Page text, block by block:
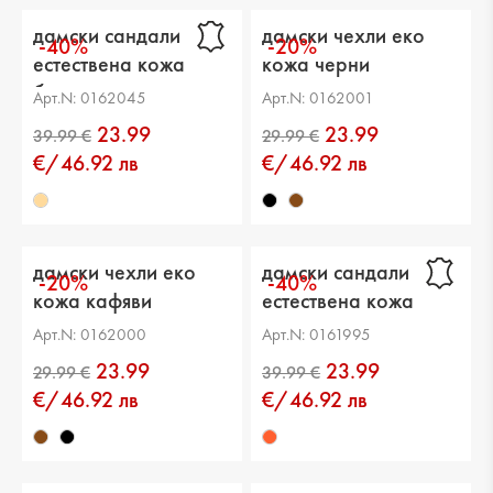
-40%
дамски сандали
естествена кожа
бежови
Арт.N: 0162045
23.99
€/46.92 лв
-20%
дамски чехли еко
кожа черни
Арт.N: 0162001
23.99
€/46.92 лв
-20%
дамски чехли еко
кожа кафяви
Арт.N: 0162000
23.99
€/46.92 лв
-40%
дамски сандали
естествена кожа
многоцветни
Арт.N: 0161995
23.99
€/46.92 лв